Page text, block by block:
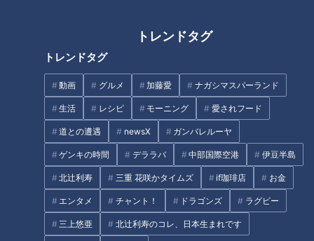
トレンドタグ
トレンドタグ
動画 グルメ 加藤愛 ナガシマスパーランド
生活 レシピ モーニング 愛されフード
道との遭遇 newsX ガンバレルーヤ
ゲンキの時間 デララバ 中部国際空港 伊豆半島
北辻利寿 三重 花咲かタイムズ if珈琲店 お金
エンタメ チャント！ ドラゴンズ ラグビー
三上悠亜 北辻利寿のコレ、日本生まれです
CBCテレビ『デララバ』